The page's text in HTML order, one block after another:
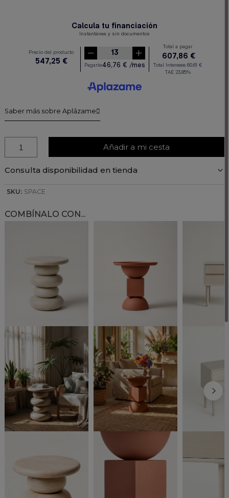
Saber más sobre Aplázame
Añadir a mi cesta
Consulta disponibilidad en tienda
SKU: SPACE
COMBÍNALO CON...